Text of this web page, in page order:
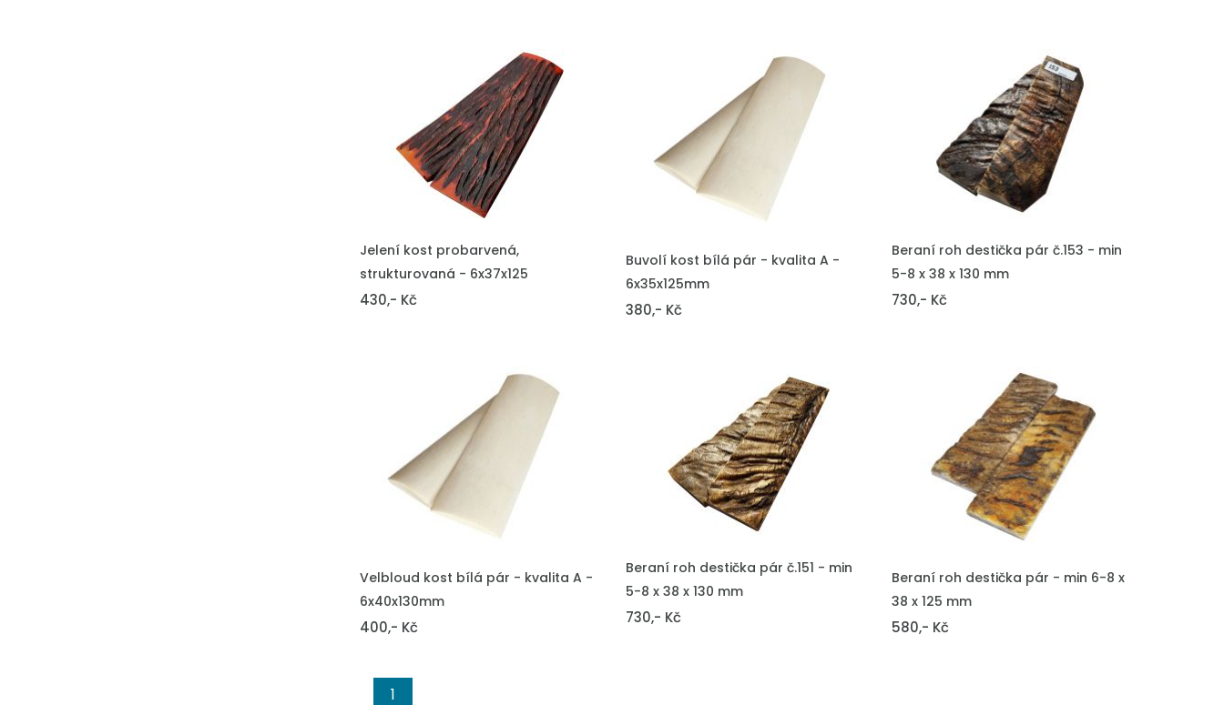
VLOŽIT DO KOŠÍKU
Jelení kost probarvená,
strukturovaná - 6x37x125
430,- Kč
VLOŽIT DO KOŠÍKU
Buvolí kost bílá pár - kvalita A -
6x35x125mm
380,- Kč
VLOŽIT DO KOŠÍKU
Beraní roh destička pár č.153 - min
5-8 x 38 x 130 mm
730,- Kč
VLOŽIT DO KOŠÍKU
Velbloud kost bílá pár - kvalita A -
6x40x130mm
400,- Kč
VLOŽIT DO KOŠÍKU
Beraní roh destička pár č.151 - min
5-8 x 38 x 130 mm
730,- Kč
VLOŽIT DO KOŠÍKU
Beraní roh destička pár - min 6-8 x
38 x 125 mm
580,- Kč
1